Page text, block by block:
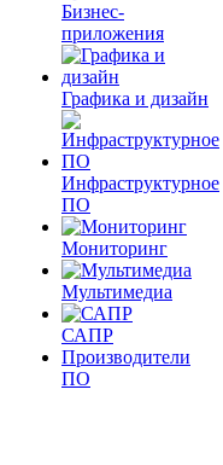
Бизнес-
приложения
Графика и дизайн
Инфраструктурное
ПО
Мониторинг
Мультимедиа
САПР
Производители
ПО